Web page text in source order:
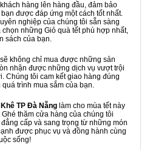
hàng lên hàng đầu, đảm bảo
được đáp ứng một cách tốt nhất.
nghiệp của chúng tôi sẵn sàng
những Giỏ quà tết phù hợp nhất,
sách của bạn.
không chỉ mua được những sản
nhận được những dịch vụ vượt trội
Chúng tôi cam kết giao hàng đúng
trình mua sắm của bạn.
TP Đà Nẵng làm cho mùa tết này
thăm cửa hàng của chúng tôi
cấp và sang trọng từ những món
được phục vụ và đồng hành cùng
sống!